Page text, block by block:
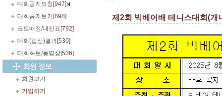
대회공지요청 [947]
대회공지보기 [898]
코트배정/대진표 [792]
대회(입상)결과[530]
대회화보/동영상[536]
회원보기
가입하기
제2회 빅베어배 테니스대회(개